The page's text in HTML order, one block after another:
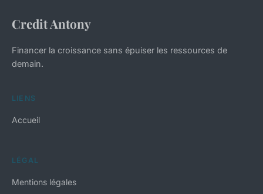
Credit Antony
Financer la croissance sans épuiser les ressources de
demain.
LIENS
Accueil
LÉGAL
Mentions légales